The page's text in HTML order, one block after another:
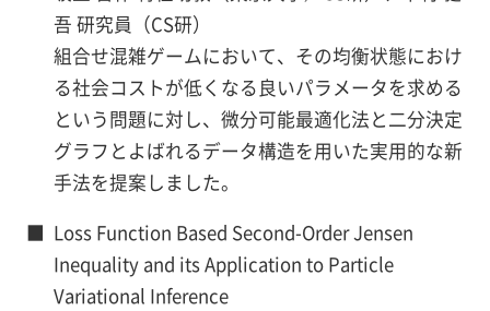
吾 研究員（CS研）
組合せ混雑ゲームにおいて、その均衡状態におけ
る社会コストが低くなる良いパラメータを求める
という問題に対し、微分可能最適化法と二分決定
グラフとよばれるデータ構造を用いた実用的な新
手法を提案しました。
■ Loss Function Based Second-Order Jensen
Inequality and its Application to Particle
Variational Inference